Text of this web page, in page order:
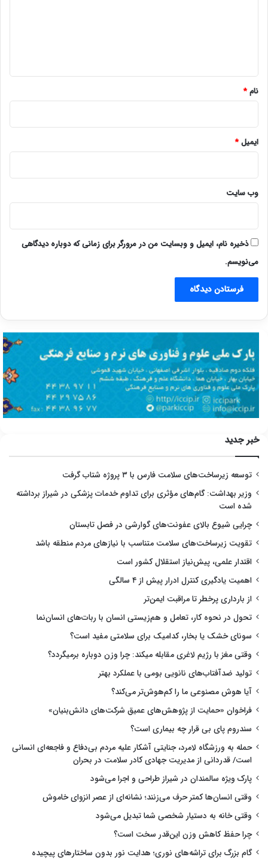
نام*
ایمیل*
وب‌ سایت
ذخیره نام، ایمیل و وبسایت من در مرورگر برای زمانی که دوباره دیدگاهی
می‌نویسم.
خبر جدید
توسعه زیرساخت‌های سلامت فارس با ۳ پروژه شتاب گرفت
وزیر بهداشت: گام‌های مؤثری برای تداوم خدمات پزشکی در شیراز برداشته
شده است
چرایی شیوع بالای عفونت‌های گوارشی در فصل تابستان
تقویت زیرساخت‌های سلامت متناسب با نیازهای مردم منطقه باشد
اقتدار علمی، پیش‌نیاز استقلال کشور است
اهمیت یادگیری کنترل ادرار پیش از ۴ سالگی
از بارداری پرخطر تا مراقبت ایمن‌تر
تحول در نحوه کار، تعامل و هم‌زیستی انسان با ربات‌های انسان‌نما
سونای خشک یا بخار، کدامیک برای سلامتی مفید است؟
وقتی مغز با رژیم لاغری مقابله میکند: چرا وزن دوباره برمیگردد؟
تولید ضدآفتاب‌های نانویی بومی با عملکرد بهتر
آیا هوش مصنوعی ما را کم‌هوش‌تر می‌کند؟
فراخوان «حمایت از پژوهش‌های عمیق شرکت‌های دانش‌بنیان»
سندروم پای بی قرار چه بیماری است؟
حمله به ورزشگاه لامرد، جنایتی آشکار علیه مردم بی‌دفاع و فاجعه‌ای انسانی
است/ قدردانی از مدیریت جهادی کادر سلامت در بحران
پارک ویژه سالمندان در شیراز طراحی و اجرا می‌شود
وقتی انسان‌ها کمتر حرف می‌زنند؛ نشانه‌ای از عصر انزوای خاموش
وقتی خانه به دستیار شخصی شما تبدیل می‌شود
چرا حفظ کاهش وزن این‌قدر سخت است؟
گام بزرگ برای تراشه‌های نوری؛ هدایت نور بدون ساختارهای پیچیده